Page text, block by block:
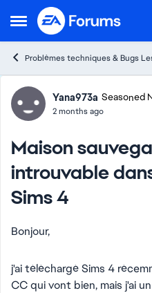
Open Side Menu
Skip to content
Problèmes techniques & Bugs
ForumYana973a Seasoned
2 months ago
Maison
introuvable
Sims 4
Bonjour,
j'ai téléchargé Sims 4
CC qui vont bien, mais j'ai